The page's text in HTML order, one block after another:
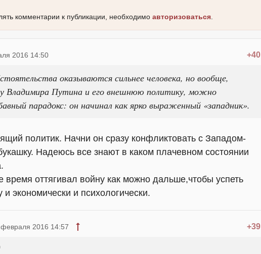
комментарии к публикации, необходимо авторизоваться
+40
2016 14:50
оказываются сильнее человека, но вообще,
Владимира Путина и его внешнюю политику, можно
парадокс: он начинал как ярко выраженный «западник».
политик. Начни он сразу конфликтовать с Западом-
Надеюсь все знают в каком плачевном состоянии
время оттягивал войну как можно дальше,чтобы успеть
и экономически и психологически.
+39
2016 14:57